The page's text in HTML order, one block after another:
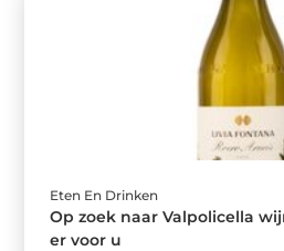
Eten En Drinken
Op zoek naar Valpolicella
er voor u